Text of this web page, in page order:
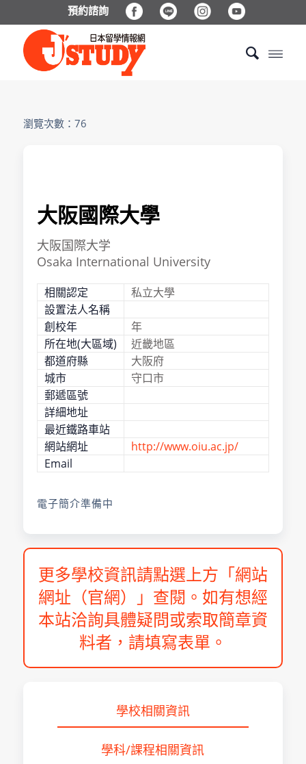
預約諮詢
瀏覽次數：76
⼤阪國際⼤學
大阪国際大学
Osaka International University
相關認定
私立大學
設置法人名稱
創校年
年
所在地(大區域)
近畿地區
都道府縣
大阪府
城市
守口市
郵遞區號
詳細地址
最近鐵路車站
網站網址
http://www.oiu.ac.jp/
Email
電子簡介準備中
更多學校資訊請點選上方「網站
網址（官網）」查閱。如有想經
本站洽詢具體疑問或索取簡章資
料者，請填寫表單。
學校相關資訊
學科/課程相關資訊